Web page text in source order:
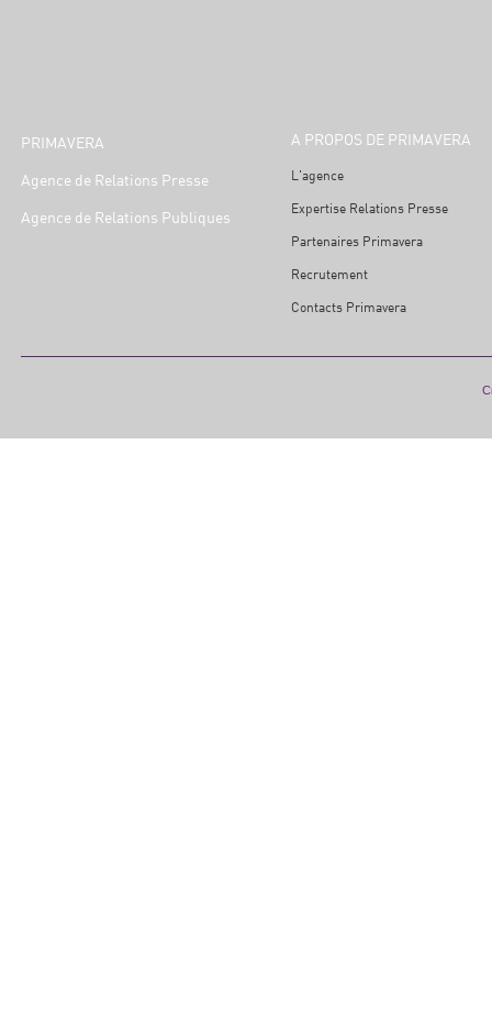
PRIMAVERA
Agence de Relations Presse
Agence de Relations Publiques
A PROPOS DE PRIMAVERA
L'agence
Expertise Relations Presse
Partenaires Primavera
Recrutement
Contacts Primavera